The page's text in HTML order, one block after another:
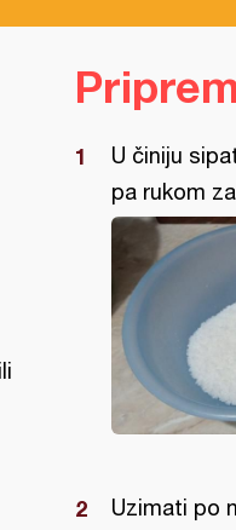
U činiju
pa rukom
Uzimati po